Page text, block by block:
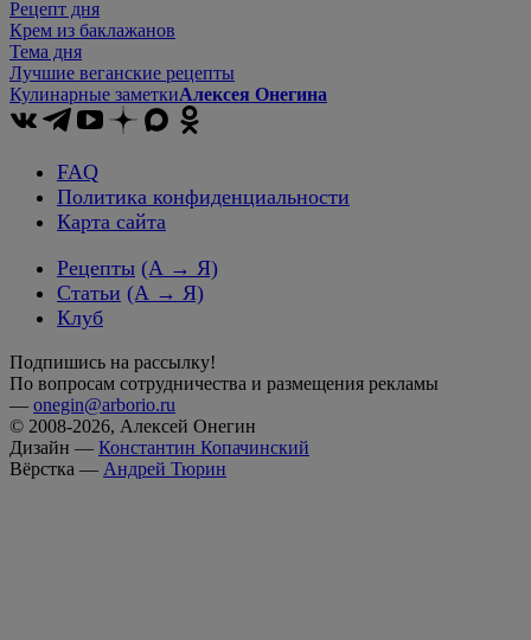
Рецепт дня
Крем из баклажанов
Тема дня
Лучшие веганские рецепты
Кулинарные заметкиАлексея Онегина
FAQ
Политика конфиденциальности
Карта сайта
Рецепты (А → Я)
Статьи (А → Я)
Клуб
Подпишись на рассылку!
По вопросам сотрудничества и размещения рекламы
— onegin@arborio.ru
© 2008-2026, Алексей Онегин
Дизайн — Константин Копачинский
Вёрстка — Андрей Тюрин